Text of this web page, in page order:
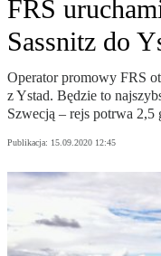
FRS
Sassnitz do
Operator promowy FRS
z Ystad. Będzie to
Szwecją – rejs potrwa 2,5
Publikacja: 15.09.2020 12:45